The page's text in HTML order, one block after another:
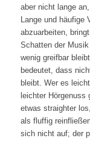
aber nicht lange
Lange und häufige
abzuarbeiten,
Schatten der
wenig greifbar
bedeutet, dass
bleibt. Wer es
leichter Hörgenuss
etwas straighter
als fluffig
sich nicht auf; der